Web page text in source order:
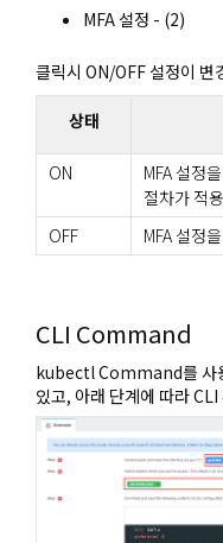
MFA 설정 - (2)
클릭시 ON/OFF 설정이 변
상태
ON
MFA 설정
절차가 적
OFF
MFA 설정
CLI Command
kubectl Command를 사
있고, 아래 단계에 따라